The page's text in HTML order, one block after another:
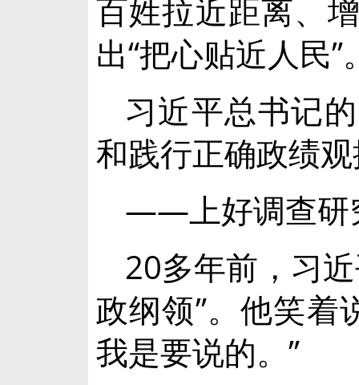
百姓拉近距离、
出“把心贴近人民”
习近平总书记
和践行正确政绩
——上好调查研
20多年前，习
政纲领”。他笑着
我是要说的。”